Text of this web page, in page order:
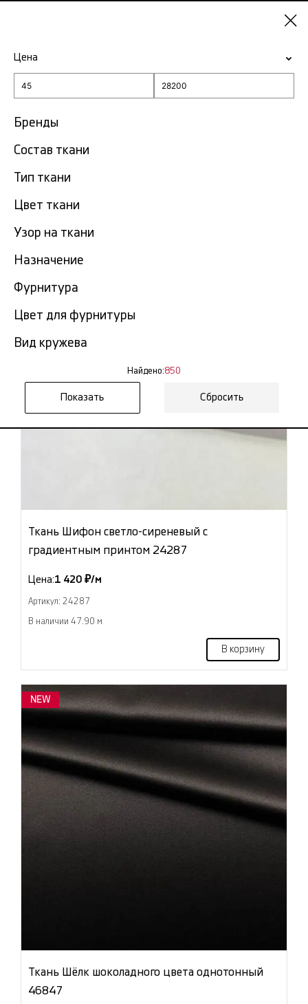
-15% на ткани по промокоду NY15
Однотонная ткань в
Челябинске
Фильтр
Показать все
Цена
Бренды
Состав ткани
Тип ткани
Цвет ткани
Узор на ткани
Назначение
Фурнитура
Цвет для фурнитуры
Вид кружева
Найдено:850
Сбросить
NEW
Ткань Шифон светло-сиреневый с
градиентным принтом 24287
Цена:1 420 ₽/м
Артикул: 24287
В наличии 47.90 м
В корзину
NEW
Ткань Шёлк шоколадного цвета однотонный
46847